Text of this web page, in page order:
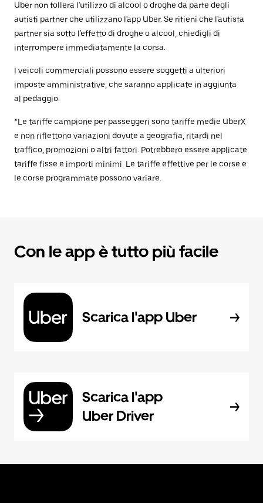
Uber non tollera l'utilizzo di alcool o droghe da parte degli
autisti partner che utilizzano l'app Uber. Se ritieni che l'autista
partner sia sotto l'effetto di droghe o alcool, chiedigli di
interrompere immediatamente la corsa.
I veicoli commerciali possono essere soggetti a ulteriori
imposte amministrative, che saranno applicate in aggiunta
al pedaggio.
*Le tariffe campione per passeggeri sono tariffe medie UberX
e non riflettono variazioni dovute a geografia, ritardi nel
traffico, promozioni o altri fattori. Potrebbero essere applicate
tariffe fisse e importi minimi. Le tariffe effettive per le corse e
le corse programmate possono variare.
Con le app è tutto più facile
Scarica l'app Uber
Scarica l'app
Uber Driver